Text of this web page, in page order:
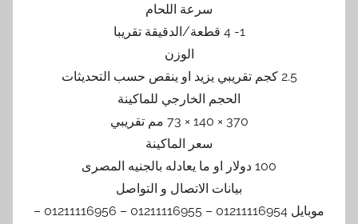
سرعة اللحام
1- 4 قطعة/الدقيقة تقريبا
الوزن
2.5 كجم تقريبي يزيد او ينقص حسب التحديثات
الحجم الخارجي للماكينة
370 × 140 × 73 مم تقريبي
سعر الماكينة
100 دولار او ما يعادله بالجنيه المصرى
بيانات الاتصال و التواصل
موبايل 01211116954 – 01211116955 – 01211116956 –